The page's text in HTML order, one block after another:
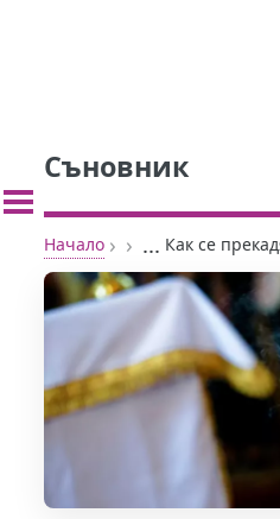
Съновник
Начало › › ... Как се